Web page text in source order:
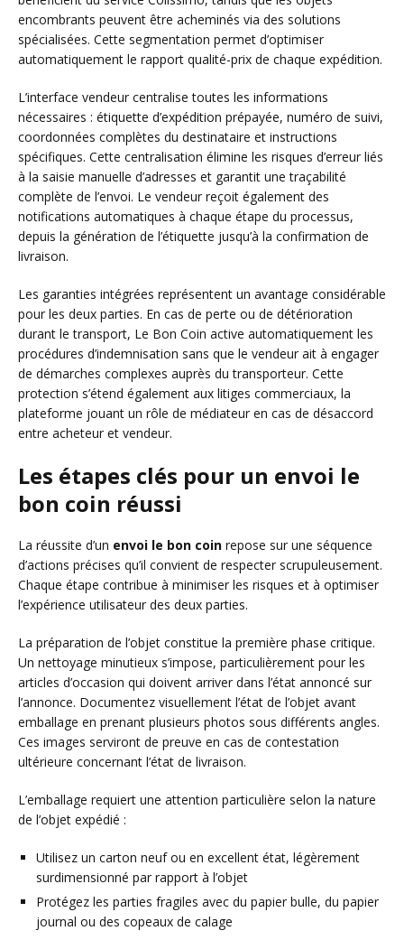
encombrants peuvent être acheminés via des solutions
spécialisées. Cette segmentation permet d’optimiser
automatiquement le rapport qualité-prix de chaque expédition.
L’interface vendeur centralise toutes les informations
nécessaires : étiquette d’expédition prépayée, numéro de suivi,
coordonnées complètes du destinataire et instructions
spécifiques. Cette centralisation élimine les risques d’erreur liés
à la saisie manuelle d’adresses et garantit une traçabilité
complète de l’envoi. Le vendeur reçoit également des
notifications automatiques à chaque étape du processus,
depuis la génération de l’étiquette jusqu’à la confirmation de
livraison.
Les garanties intégrées représentent un avantage considérable
pour les deux parties. En cas de perte ou de détérioration
durant le transport, Le Bon Coin active automatiquement les
procédures d’indemnisation sans que le vendeur ait à engager
de démarches complexes auprès du transporteur. Cette
protection s’étend également aux litiges commerciaux, la
plateforme jouant un rôle de médiateur en cas de désaccord
entre acheteur et vendeur.
Les étapes clés pour un envoi le
bon coin réussi
La réussite d’un envoi le bon coin repose sur une séquence
d’actions précises qu’il convient de respecter scrupuleusement.
Chaque étape contribue à minimiser les risques et à optimiser
l’expérience utilisateur des deux parties.
La préparation de l’objet constitue la première phase critique.
Un nettoyage minutieux s’impose, particulièrement pour les
articles d’occasion qui doivent arriver dans l’état annoncé sur
l’annonce. Documentez visuellement l’état de l’objet avant
emballage en prenant plusieurs photos sous différents angles.
Ces images serviront de preuve en cas de contestation
ultérieure concernant l’état de livraison.
L’emballage requiert une attention particulière selon la nature
de l’objet expédié :
Utilisez un carton neuf ou en excellent état, légèrement
surdimensionné par rapport à l’objet
Protégez les parties fragiles avec du papier bulle, du papier
journal ou des copeaux de calage